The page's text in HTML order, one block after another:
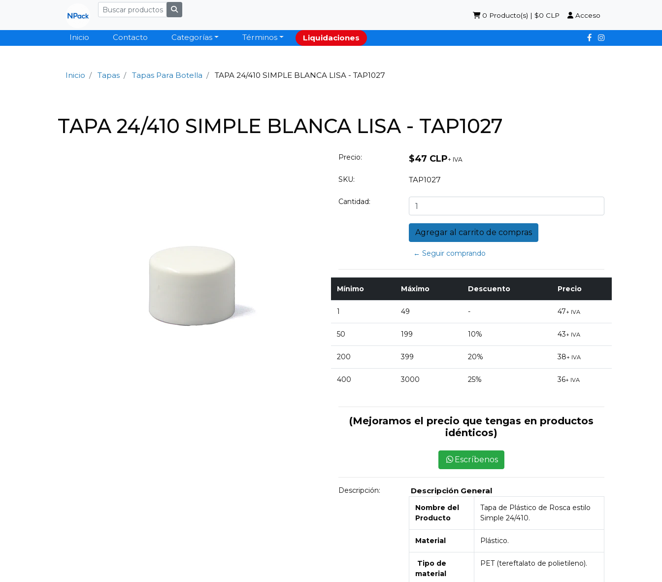
0 Producto(s) | $0 CLP Acceso
Inicio Contacto Categorías Términos Liquidaciones
Inicio Tapas Tapas Para Botella TAPA 24/410 SIMPLE BLANCA LISA - TAP1027
TAPA 24/410 SIMPLE BLANCA LISA - TAP1027
Precio: $47 CLP+ IVA
SKU: TAP1027
Cantidad:
← Seguir comprando
Mínimo Máximo Descuento Precio
1 49 - 47+ IVA
50 199 10% 43+ IVA
200 399 20% 38+ IVA
400 3000 25% 36+ IVA
(Mejoramos el precio que tengas en productos
idénticos)
Escríbenos
Descripción: Descripción General
Nombre del
Producto
Tapa de Plástico de Rosca estilo
Simple 24/410.
Material Plástico.
Tipo de
material
PET (tereftalato de polietileno).